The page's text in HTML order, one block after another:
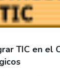
TIC en el